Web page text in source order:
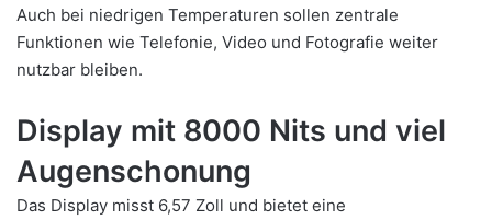
Auch bei niedrigen Temperaturen sollen zentrale
Funktionen wie Telefonie, Video und Fotografie weiter
nutzbar bleiben.
Display mit 8000 Nits und viel
Augenschonung
Das Display misst 6,57 Zoll und bietet eine